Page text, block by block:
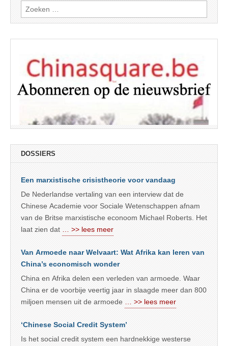
Zoeken
naar:
DOSSIERS
Een marxistische crisistheorie voor vandaag
De Nederlandse vertaling van een interview dat de
Chinese Academie voor Sociale Wetenschappen afnam
van de Britse marxistische econoom Michael Roberts. Het
laat zien dat
… >> lees meer
Van Armoede naar Welvaart: Wat Afrika kan leren van
China’s economisch wonder
China en Afrika delen een verleden van armoede. Waar
China er de voorbije veertig jaar in slaagde meer dan 800
miljoen mensen uit de armoede
… >> lees meer
‘Chinese Social Credit System’
Is het social credit system een hardnekkige westerse